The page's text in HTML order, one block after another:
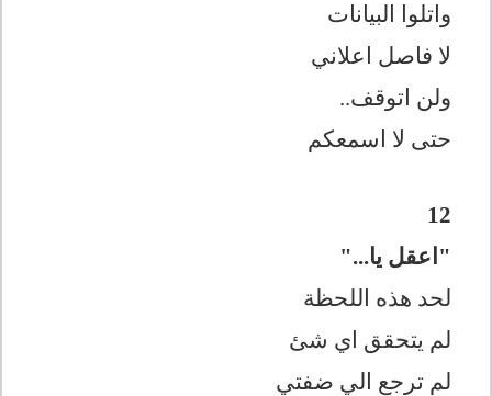
واتلوا البيانات
لا فاصل اعلاني
ولن اتوقف..
حتى لا اسمعكم
12
"اعقل يا..."
لحد هذه اللحظة
لم يتحقق اي شئ
لم ترجع الي ضفتي